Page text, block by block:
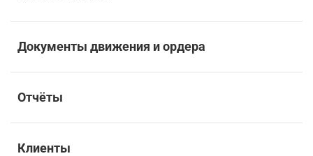
Документы движения и ордера
Отчёты
Клиенты